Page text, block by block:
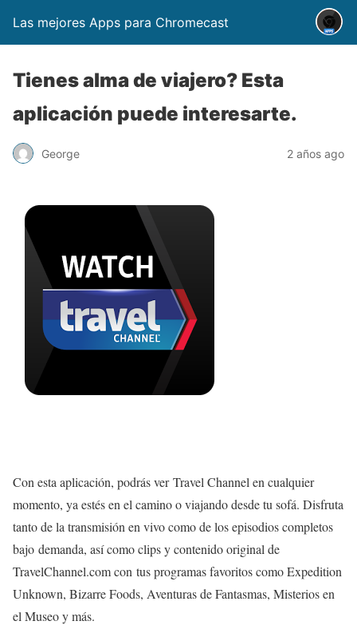
Las mejores Apps para Chromecast
Tienes alma de viajero? Esta
aplicación puede interesarte.
George 2 años ago
Con esta aplicación, podrás ver Travel Channel en cualquier
momento, ya estés en el camino o viajando desde tu sofá. Disfruta
tanto de la transmisión en vivo como de los episodios completos
bajo demanda, así como clips y contenido original de
TravelChannel.com con tus programas favoritos como Expedition
Unknown, Bizarre Foods, Aventuras de Fantasmas, Misterios en
el Museo y más.